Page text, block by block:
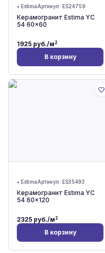
• EstimaАртикул: ES24759
Керамогранит Estima YC
54 60x60
1925 руб./м2
В корзину
• EstimaАртикул: ES35493
Керамогранит Estima YC
54 60x120
2325 руб./м2
В корзину